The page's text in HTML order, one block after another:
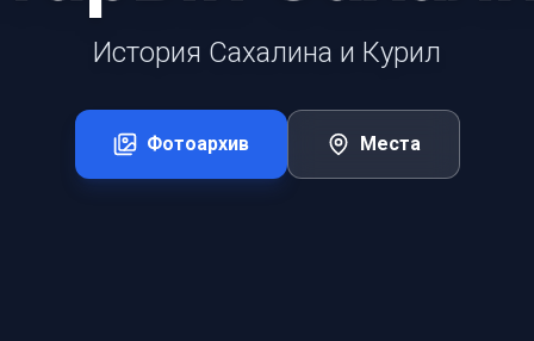
История Сахалина и Курил
Фотоархив Места